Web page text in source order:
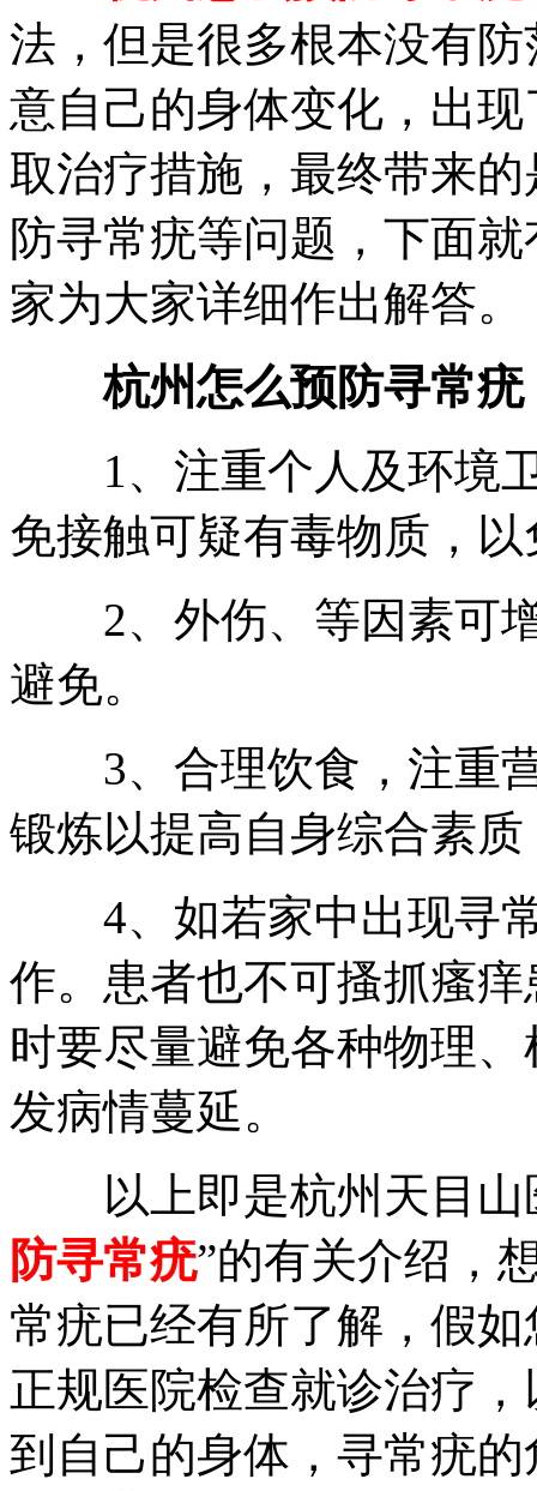
法，但是很多根本没有
意自己的身体变化，出
取治疗措施，最终带来
防寻常疣等问题，下面就
家为大家详细作出解答。
杭州怎么预防寻常疣
1、注重个人及环境卫
免接触可疑有毒物质，
2、外伤、等因素可增
避免。
3、合理饮食，注重营
锻炼以提高自身综合素
4、如若家中出现寻常
作。患者也不可搔抓瘙
时要尽量避免各种物理
发病情蔓延。
以上即是杭州天目山
防寻常疣”的有关介绍，
常疣已经有所了解，假
正规医院检查就诊治疗
到自己的身体，寻常疣